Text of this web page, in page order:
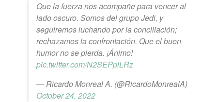
Que la fuerza nos acompañe para vencer al
lado oscuro. Somos del grupo Jedi, y
seguiremos luchando por la conciliación;
rechazamos la confrontación. Que el buen
humor no se pierda. ¡Ánimo!
pic.twitter.com/N2SEPplLRz
— Ricardo Monreal A. (@RicardoMonrealA)
October 24, 2022